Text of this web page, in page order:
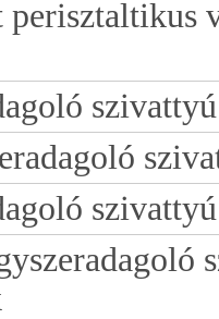
szivattyú